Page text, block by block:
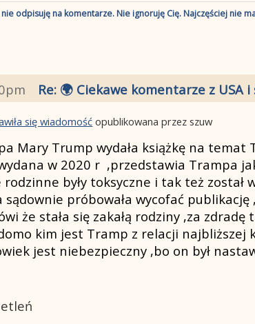
odpisuję na komentarze. Nie ignoruję Cię. Najczęściej nie
Re: 🌍 Ciekawe komentarze z
się wiadomość opublikowana przez szuw
Mary Trump wydała książkę na temat
w 2020 r ,przedstawia Trampa
były toksyczne i tak też został
sądownie próbowała wycofać
że stała się zakałą rodziny ,za
kim jest Tramp z relacji najbliższej
jest niebezpieczny ,bo on był